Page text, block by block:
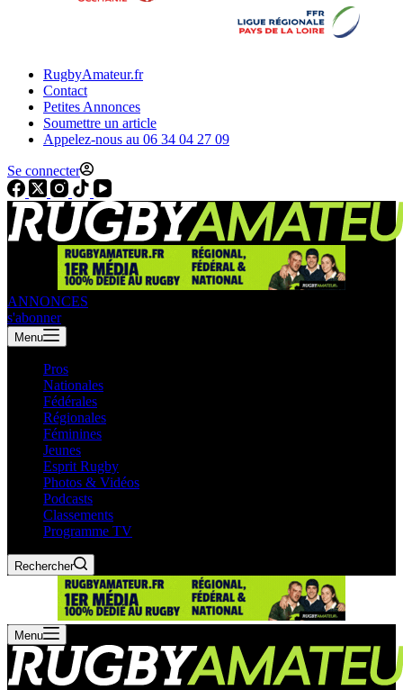
RugbyAmateur.fr
Contact
Petites Annonces
Soumettre un article
Appelez-nous au 06 34 04 27 09
Se connecter
ANNONCES
s'abonner
Menu
Pros
Nationales
Fédérales
Régionales
Féminines
Jeunes
Esprit Rugby
Photos & Vidéos
Podcasts
Classements
Programme TV
Rechercher
Menu